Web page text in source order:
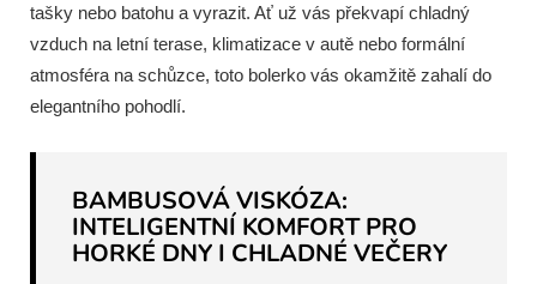
tašky nebo batohu a vyrazit. Ať už vás překvapí chladný
vzduch na letní terase, klimatizace v autě nebo formální
atmosféra na schůzce, toto bolerko vás okamžitě zahalí do
elegantního pohodlí.
BAMBUSOVÁ VISKÓZA:
INTELIGENTNÍ KOMFORT PRO
HORKÉ DNY I CHLADNÉ VEČERY